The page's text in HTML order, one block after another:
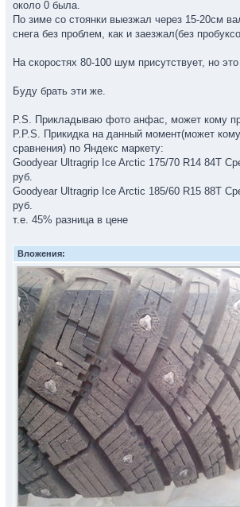
около 0 была.
По зиме со стоянки выезжал через 15-20см
снега без проблем, как и заезжал(без
На скоростях 80-100 шум присутствует, но
Буду брать эти же.
P.S. Прикладываю фото анфас, может кому
P.P.S. Прикидка на данный момент(может
сравнения) по Яндекс маркету:
Goodyear Ultragrip Ice Arctic 175/70 R14 84T
руб.
Goodyear Ultragrip Ice Arctic 185/60 R15 88T
руб.
т.е. 45% разница в цене
Вложения: